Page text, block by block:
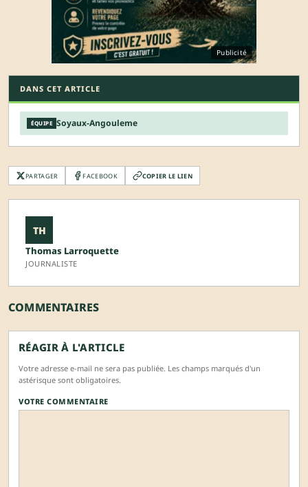
Publicité
DANS CET ARTICLE
ÉQUIPE Soyaux-Angouleme
PARTAGER FACEBOOK COPIER LE LIEN
TH
Thomas Larroquette
JOURNALISTE
COMMENTAIRES
RÉAGIR À L'ARTICLE
Votre adresse e-mail ne sera pas publiée. Les champs marqués d'un
astérisque sont obligatoires.
VOTRE COMMENTAIRE